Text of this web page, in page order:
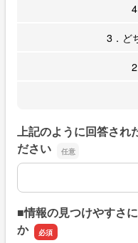
3．ど
上記のように回答され
ださい
上記のように回答され
■情報の見つけやすさ
か